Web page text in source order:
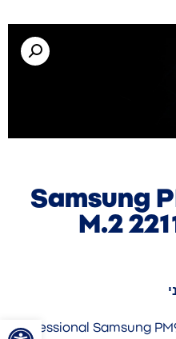
פתח
Samsung
M.2
Professional Samsung